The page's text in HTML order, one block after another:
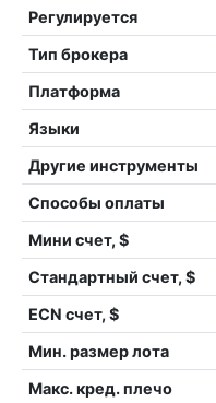
Регулируется
Тип брокера
Платформа
Языки
Другие инструменты
Способы оплаты
Мини счет, $
Стандартный счет, $
ECN счет, $
Мин. размер лота
Макс. кред. плечо